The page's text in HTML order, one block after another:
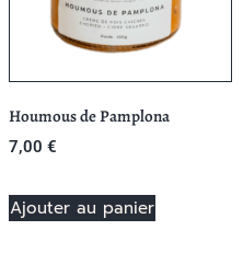
Houmous de Pamplona
7,00 €
Ajouter au panier